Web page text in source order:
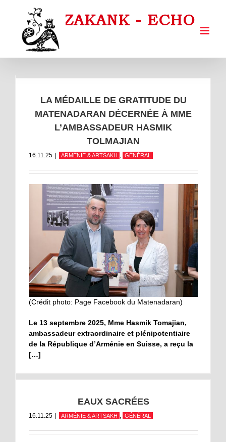
LA MÉDAILLE DE GRATITUDE DU
MATENADARAN DÉCERNÉE À MME
L’AMBASSADEUR HASMIK
TOLMAJIAN
16.11.25 ARMÉNIE & ARTSAKH , GÉNÉRAL
(Crédit photo: Page Facebook du Matenadaran)
Le 13 septembre 2025, Mme Hasmik Tomajian,
ambassadeur extraordinaire et plénipotentiaire
de la République d’Arménie en Suisse, a reçu la
[…]
EAUX SACRÉES
16.11.25 ARMÉNIE & ARTSAKH , GÉNÉRAL